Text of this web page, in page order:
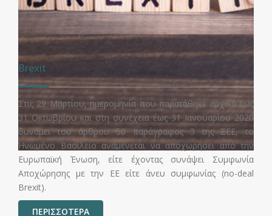
Brexit
Στις 29 Μαρτίου, ημερομηνία που παρατάθηκε αρχικά έως
31 Οκτωβρίου και στη συνέχεια έως 31 Ιανουαρίου 2020
δυνάμει του άρθρου 50 παράγραφος 3 της ΣΕΕ, το
Ηνωμένο Βασίλειο αναμένεται να αποχωρήσει από την
Ευρωπαϊκή Ένωση, είτε έχοντας συνάψει Συμφωνία
Αποχώρησης με την ΕΕ είτε άνευ συμφωνίας (no-deal
Brexit).
ΠΕΡΙΣΣΟΤΕΡΑ